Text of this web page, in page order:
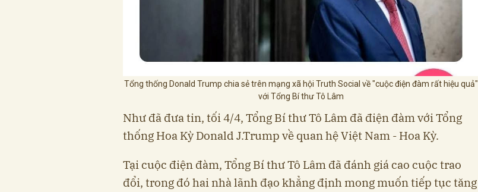
Tổng thống Donald Trump chia sẻ trên mạng xã hội Truth Social về "cuộc điện đàm rất hiệu quả"
với Tổng Bí thư Tô Lâm
Như đã đưa tin, tối 4/4, Tổng Bí thư Tô Lâm đã điện đàm với Tổng
thống Hoa Kỳ Donald J.Trump về quan hệ Việt Nam - Hoa Kỳ.
Tại cuộc điện đàm, Tổng Bí thư Tô Lâm đã đánh giá cao cuộc trao
đổi, trong đó hai nhà lãnh đạo khẳng định mong muốn tiếp tục tăng